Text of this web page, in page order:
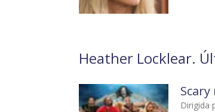
Heather Locklear.
Scary
Dirigida